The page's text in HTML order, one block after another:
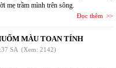
mẹ trầm mình trên sông.
Đọc thêm
MÀU TOAN TÍNH
SA (Xem: 2142)